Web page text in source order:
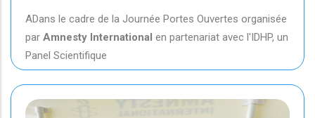
ADans le cadre de la Journée Portes Ouvertes organisée
par Amnesty International en partenariat avec l'IDHP, un
Panel Scientifique